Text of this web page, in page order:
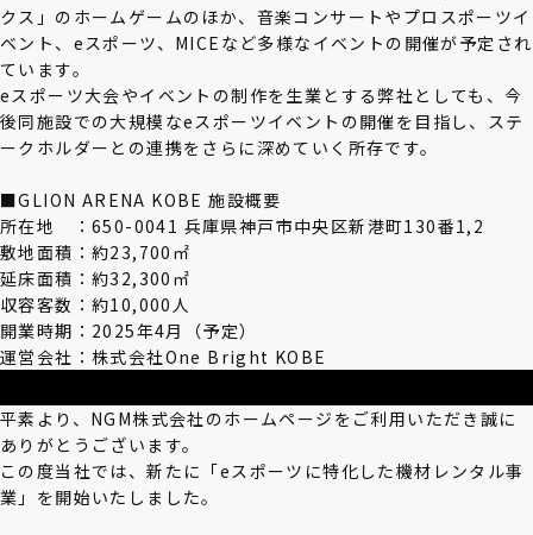
クス」のホームゲームのほか、音楽コンサートやプロスポーツイ
ベント、eスポーツ、MICEなど多様なイベントの開催が予定され
ています。
eスポーツ大会やイベントの制作を生業とする弊社としても、今
後同施設での大規模なeスポーツイベントの開催を目指し、ステ
ークホルダーとの連携をさらに深めていく所存です。
■GLION ARENA KOBE 施設概要
所在地 ：650-0041 兵庫県神戸市中央区新港町130番1,2
敷地面積：約23,700㎡
延床面積：約32,300㎡
収容客数：約10,000人
開業時期：2025年4月（予定）
運営会社：株式会社One Bright KOBE
平素より、NGM株式会社のホームページをご利用いただき誠に
ありがとうございます。
この度当社では、新たに「eスポーツに特化した機材レンタル事
業 」を開始いたしました。